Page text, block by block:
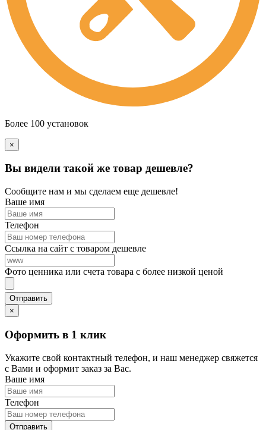
Более 100 установок
×
Вы видели такой же товар дешевле?
Сообщите нам и мы сделаем еще дешевле!
Ваше имя
Телефон
Ссылка на сайт с товаром дешевле
Фото ценника или счета товара с более низкой ценой
×
Оформить в 1 клик
Укажите свой контактный телефон, и наш менеджер свяжется
с Вами и оформит заказ за Вас.
Ваше имя
Телефон